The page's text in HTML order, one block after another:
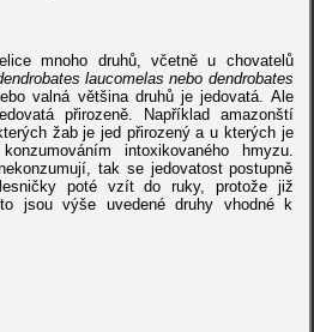
mnoho druhů, včetně u chovatelů
laucomelas nebo dendrobates
valná většina druhů je jedovatá. Ale
přirozeně. Například amazonští
žab je jed přirozený a u kterých je
intoxikovaného hmyzu.
tak se jedovatost postupně
poté vzít do ruky, protože již
jsou výše uvedené druhy vhodné k